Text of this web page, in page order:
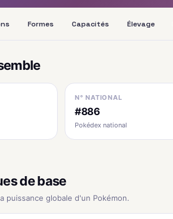
Formes Capacités Élevage
N° NATIONAL
#886
Pokédex national
de base
puissance globale d'un Pokémon.